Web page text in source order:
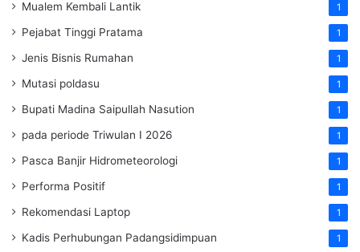
Mualem Kembali Lantik 1
Pejabat Tinggi Pratama 1
Jenis Bisnis Rumahan 1
Mutasi poldasu 1
Bupati Madina Saipullah Nasution 1
pada periode Triwulan I 2026 1
Pasca Banjir Hidrometeorologi 1
Performa Positif 1
Rekomendasi Laptop 1
Kadis Perhubungan Padangsidimpuan 1